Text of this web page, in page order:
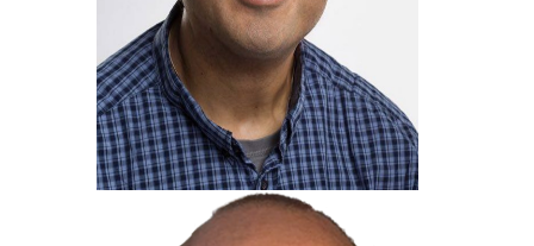
Kindertraum erfüllt, Beim Radio